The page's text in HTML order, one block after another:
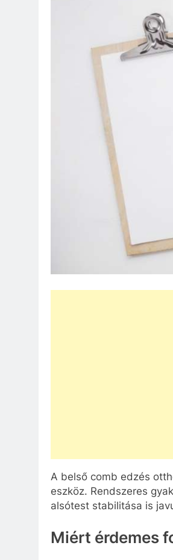
A belső comb edzés
eszköz. Rendszeres
alsótest stabilitása is
Miért érdemes